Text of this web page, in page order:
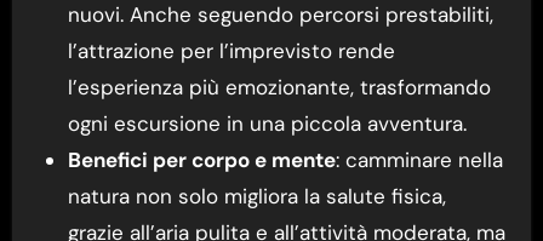
nuovi. Anche seguendo percorsi prestabiliti,
l’attrazione per l’imprevisto rende
l’esperienza più emozionante, trasformando
ogni escursione in una piccola avventura.
Benefici per corpo e mente: camminare nella
natura non solo migliora la salute fisica,
grazie all’aria pulita e all’attività moderata, ma